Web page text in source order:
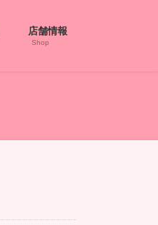
店舗情報
Shop